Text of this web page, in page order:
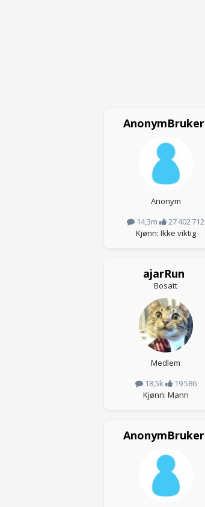
AnonymBruker
Anonym
14,3m
27 402 712
Kjønn: Ikke viktig
ajarRun
Bosatt
Medlem
18,5k
19 586
Kjønn: Mann
AnonymBruker